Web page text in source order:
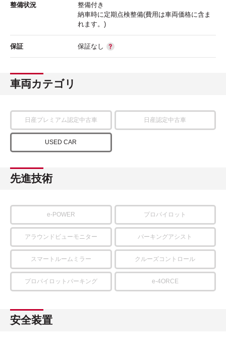
整備状況
整備付き
納車時に定期点検整備(費用は車両価格に含ま
れます。)
保証 保証なし
車両カテゴリ
日産プレミアム認定中古車 日産認定中古車
USED CAR
先進技術
e-POWER プロパイロット
アラウンドビューモニター パーキングアシスト
スマートルームミラー クルーズコントロール
プロパイロットパーキング e-4ORCE
安全装置